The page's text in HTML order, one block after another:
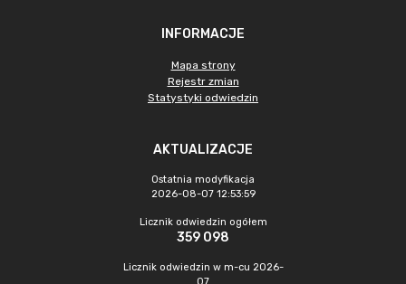
INFORMACJE
Mapa strony
Rejestr zmian
Statystyki odwiedzin
AKTUALIZACJE
Ostatnia modyfikacja
2026-08-07 12:53:59
Licznik odwiedzin ogółem
359 098
Licznik odwiedzin w m-cu 2026-